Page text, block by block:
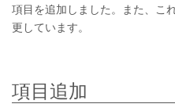
項目を追加しました。また、こ
更しています。
項目追加